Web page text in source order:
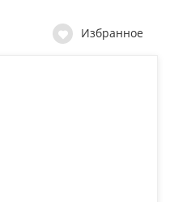
Избранное